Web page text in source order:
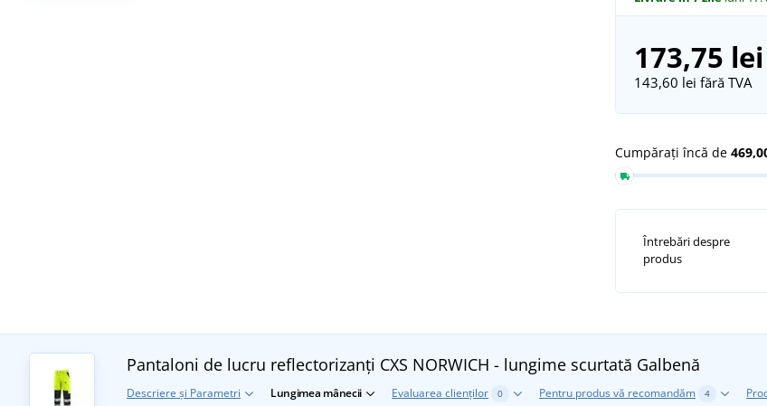
173,75 lei
143,60 lei fără TVA
Cumpărați încă de
Întrebări despre
produs
Pantaloni de lucru reflectorizanți CXS NORWICH - lungime scurtată Galbenă
Descriere și Parametri Lungimea mânecii Evaluarea clienților 0 Pentru produs vă recomandăm 4